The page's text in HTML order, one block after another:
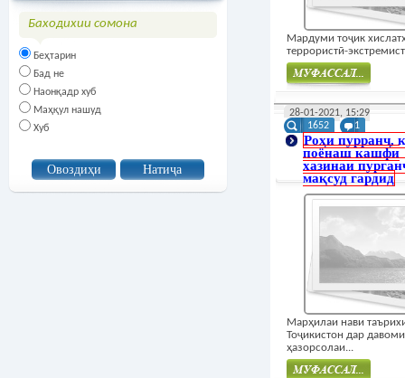
Баходихии сомона
Беҳтарин
Бад не
Наонқадр хуб
Маҳқул нашуд
Хуб
Мардуми тоҷик
террористӣ-
Муфасал
28-01-2021, 15:29
1652
1
Роҳи пурранҷ,
поёнаш кашфи
хазинаи
мақсуд гардид
Марҳилаи нави
Тоҷикистон дар давоми
ҳазорсолаи...